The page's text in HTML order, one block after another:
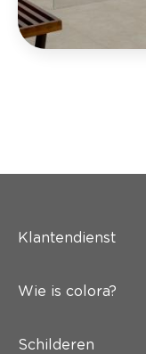
Klantendienst
Wie is colora?
Schilderen